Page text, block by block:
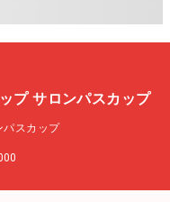
プ サロンパスカップ
パスカップ